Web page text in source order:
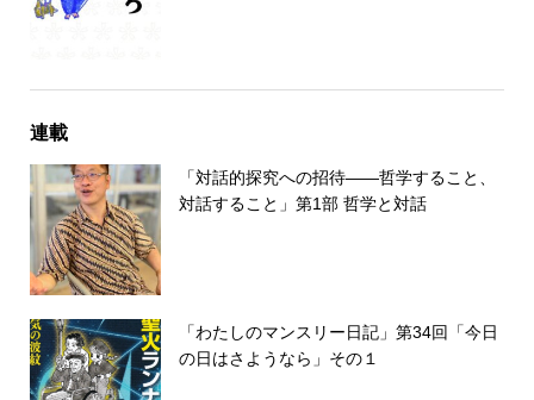
連載
「対話的探究への招待――哲学すること、
対話すること」第1部 哲学と対話
「わたしのマンスリー日記」第34回「今日
の日はさようなら」その１